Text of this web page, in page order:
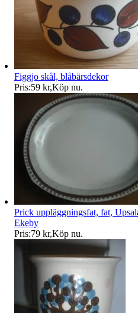
Figgjo skål, blåbärsdekor
Pris:59 kr,Köp nu.
Prick uppläggningsfat, fat,
Ekeby
Pris:79 kr,Köp nu.